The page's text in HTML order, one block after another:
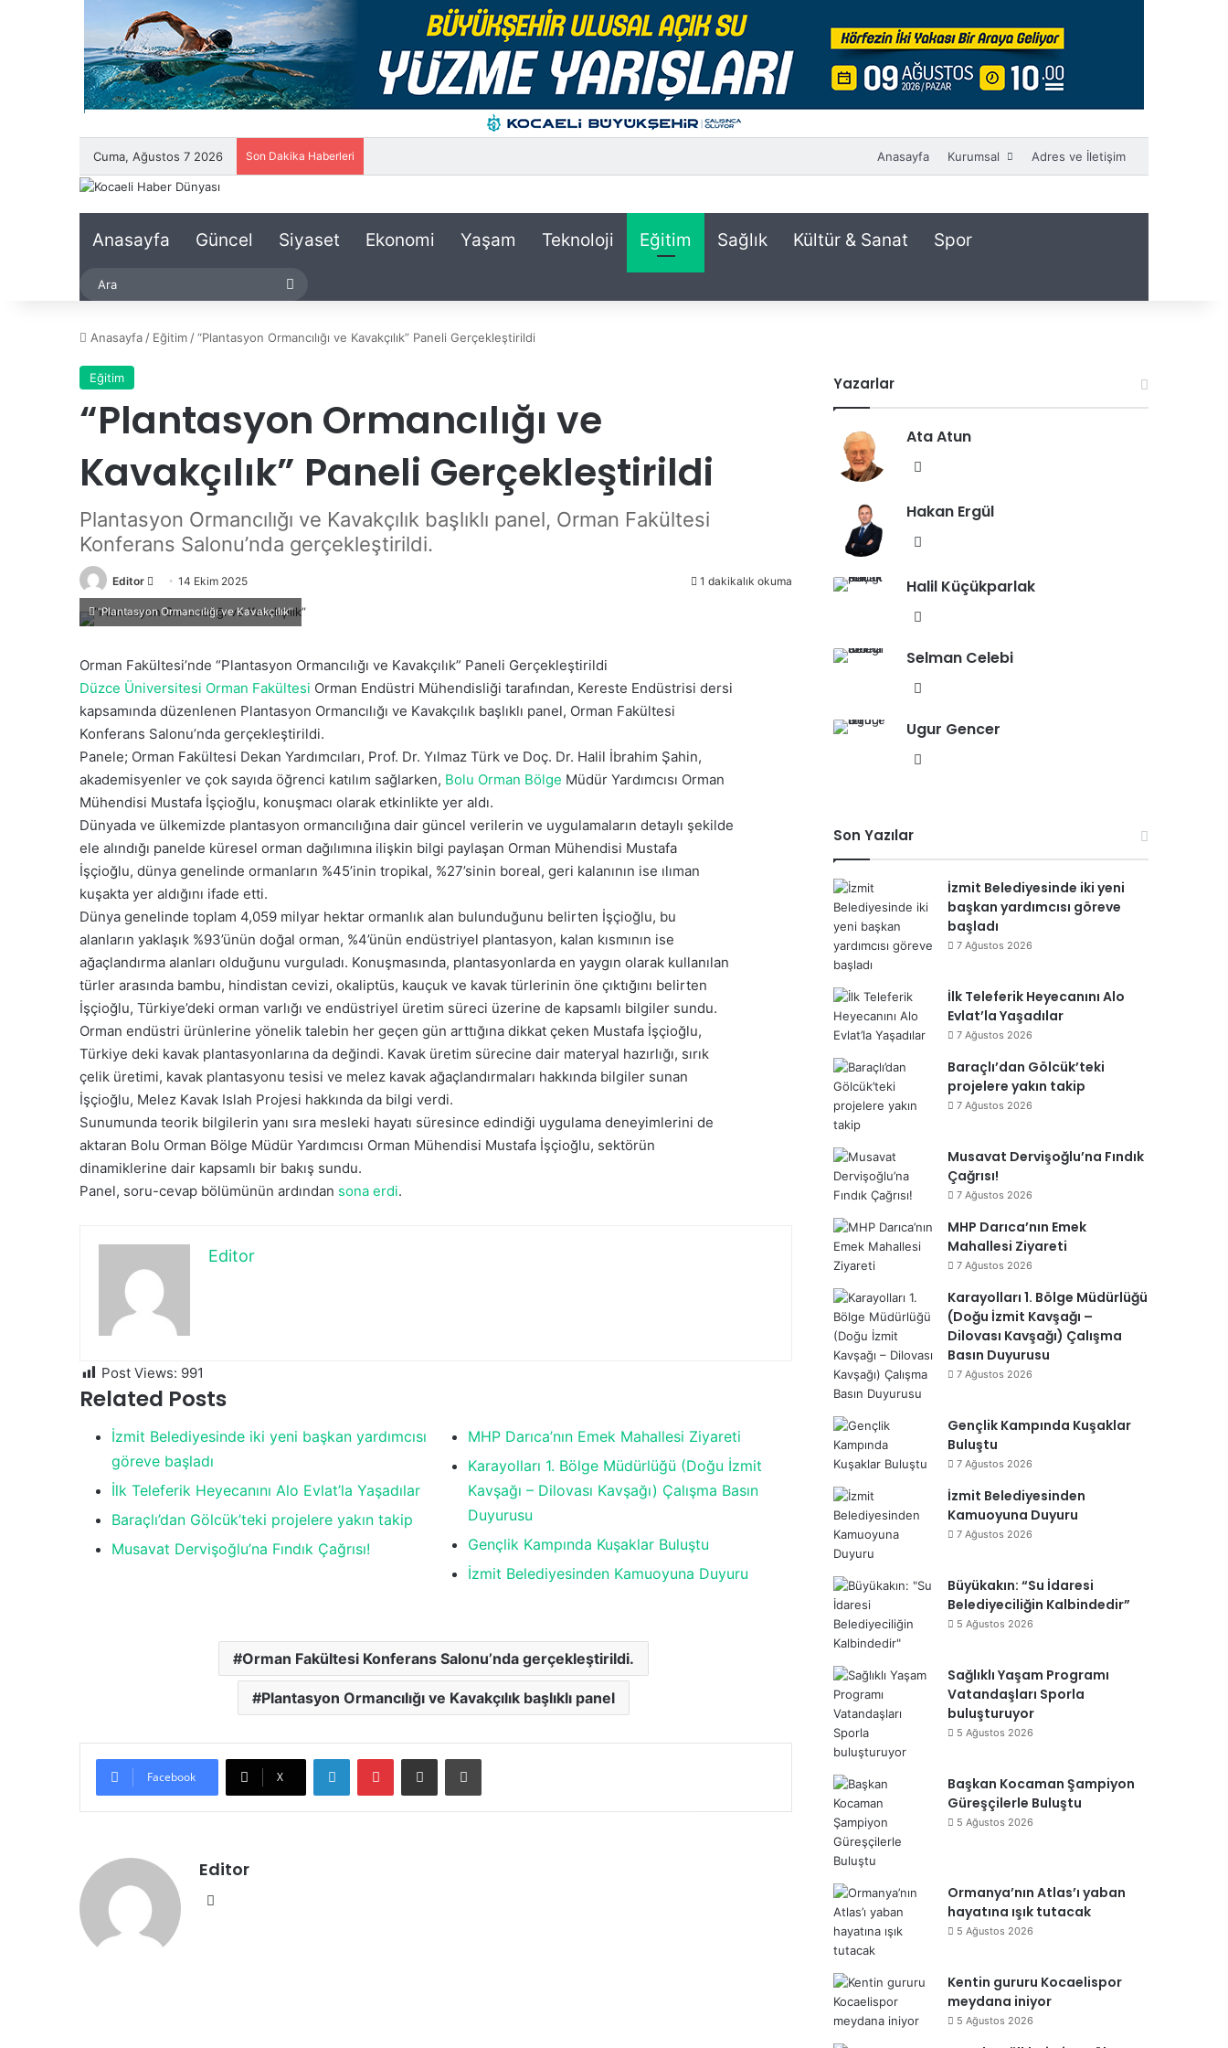
Cuma, Ağustos 7 2026 Son Dakika Haberleri Anasayfa Kurumsal Adres ve İletişim
Anasayfa Güncel Siyaset Ekonomi Yaşam Teknoloji Eğitim Sağlık Kültür & Sanat Spor
Anasayfa / Eğitim /“Plantasyon Ormancılığı ve Kavakçılık” Paneli Gerçekleştirildi
Eğitim
“Plantasyon Ormancılığı ve
Kavakçılık” Paneli Gerçekleştirildi
Plantasyon Ormancılığı ve Kavakçılık başlıklı panel, Orman Fakültesi
Konferans Salonu’nda gerçekleştirildi.
Editor
r
-
p
o
s
t
a
g
ö
n
d
e
m
14 Ekim 2025 1 dakikalık okuma
“Plantasyon Ormancılığı ve Kavakçılık”
Orman Fakültesi’nde “Plantasyon Ormancılığı ve Kavakçılık” Paneli Gerçekleştirildi
Düzce Üniversitesi Orman Fakültesi Orman Endüstri Mühendisliği tarafından, Kereste Endüstrisi dersi
kapsamında düzenlenen Plantasyon Ormancılığı ve Kavakçılık başlıklı panel, Orman Fakültesi
Konferans Salonu’nda gerçekleştirildi.
Panele; Orman Fakültesi Dekan Yardımcıları, Prof. Dr. Yılmaz Türk ve Doç. Dr. Halil İbrahim Şahin,
akademisyenler ve çok sayıda öğrenci katılım sağlarken, Bolu Orman Bölge Müdür Yardımcısı Orman
Mühendisi Mustafa İşçioğlu, konuşmacı olarak etkinlikte yer aldı.
Dünyada ve ülkemizde plantasyon ormancılığına dair güncel verilerin ve uygulamaların detaylı şekilde
ele alındığı panelde küresel orman dağılımına ilişkin bilgi paylaşan Orman Mühendisi Mustafa
İşçioğlu, dünya genelinde ormanların %45’inin tropikal, %27’sinin boreal, geri kalanının ise ılıman
kuşakta yer aldığını ifade etti.
Dünya genelinde toplam 4,059 milyar hektar ormanlık alan bulunduğunu belirten İşçioğlu, bu
alanların yaklaşık %93’ünün doğal orman, %4’ünün endüstriyel plantasyon, kalan kısmının ise
ağaçlandırma alanları olduğunu vurguladı. Konuşmasında, plantasyonlarda en yaygın olarak kullanılan
türler arasında bambu, hindistan cevizi, okaliptüs, kauçuk ve kavak türlerinin öne çıktığını belirten
İşçioğlu, Türkiye’deki orman varlığı ve endüstriyel üretim süreci üzerine de kapsamlı bilgiler sundu.
Orman endüstri ürünlerine yönelik talebin her geçen gün arttığına dikkat çeken Mustafa İşçioğlu,
Türkiye deki kavak plantasyonlarına da değindi. Kavak üretim sürecine dair materyal hazırlığı, sırık
çelik üretimi, kavak plantasyonu tesisi ve melez kavak ağaçlandırmaları hakkında bilgiler sunan
İşçioğlu, Melez Kavak Islah Projesi hakkında da bilgi verdi.
Sunumunda teorik bilgilerin yanı sıra mesleki hayatı süresince edindiği uygulama deneyimlerini de
aktaran Bolu Orman Bölge Müdür Yardımcısı Orman Mühendisi Mustafa İşçioğlu, sektörün
dinamiklerine dair kapsamlı bir bakış sundu.
Panel, soru-cevap bölümünün ardından sona erdi.
Editor
Post Views: 991
Related Posts
İzmit Belediyesinde iki yeni başkan yardımcısı
göreve başladı
İlk Teleferik Heyecanını Alo Evlat’la Yaşadılar
Baraçlı’dan Gölcük’teki projelere yakın takip
Musavat Dervişoğlu’na Fındık Çağrısı!
MHP Darıca’nın Emek Mahallesi Ziyareti
Karayolları 1. Bölge Müdürlüğü (Doğu İzmit
Kavşağı – Dilovası Kavşağı) Çalışma Basın
Duyurusu
Gençlik Kampında Kuşaklar Buluştu
İzmit Belediyesinden Kamuoyuna Duyuru
Orman Fakültesi Konferans Salonu’nda gerçekleştirildi.
Plantasyon Ormancılığı ve Kavakçılık başlıklı panel
Facebook X
Editor
İzmit Belediyesi Robotik Kodlama ve
Yazarlar
Ata Atun
sit
Hakan Ergül
sit
Halil Küçükparlak
sit
Selman Celebi
sit
Ugur Gencer
Son Yazılar
İzmit Belediyesinde iki yeni
başkan yardımcısı göreve
başladı
7 Ağustos 2026
İlk Teleferik Heyecanını Alo
Evlat’la Yaşadılar
7 Ağustos 2026
Baraçlı’dan Gölcük’teki
projelere yakın takip
7 Ağustos 2026
Musavat Dervişoğlu’na Fındık
Çağrısı!
7 Ağustos 2026
MHP Darıca’nın Emek
Mahallesi Ziyareti
7 Ağustos 2026
Karayolları 1. Bölge Müdürlüğü
(Doğu İzmit Kavşağı –
Dilovası Kavşağı) Çalışma
Basın Duyurusu
7 Ağustos 2026
Gençlik Kampında Kuşaklar
Buluştu
7 Ağustos 2026
İzmit Belediyesinden
Kamuoyuna Duyuru
7 Ağustos 2026
Büyükakın: “Su İdaresi
Belediyeciliğin Kalbindedir”
5 Ağustos 2026
Sağlıklı Yaşam Programı
Vatandaşları Sporla
buluşturuyor
5 Ağustos 2026
Başkan Kocaman Şampiyon
Güreşçilerle Buluştu
5 Ağustos 2026
Ormanya’nın Atlas’ı yaban
hayatına ışık tutacak
5 Ağustos 2026
Kentin gururu Kocaelispor
meydana iniyor
5 Ağustos 2026